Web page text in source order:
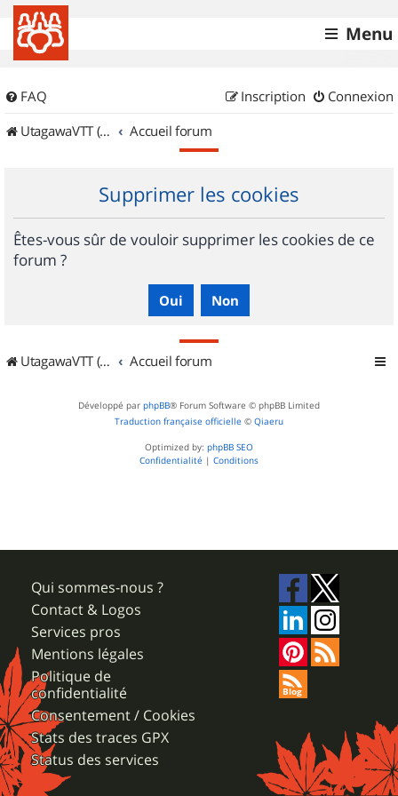
Menu
FAQ Connexion
Inscription
UtagawaVTT (Randos VTT et VTTAE avec traces GPS)
Accueil forum
Supprimer les cookies
Êtes-vous sûr de vouloir supprimer les cookies de ce
forum ?
UtagawaVTT (Randos VTT et VTTAE avec traces GPS) Accueil forum
Développé par phpBB® Forum Software © phpBB Limited
Traduction française officielle © Qiaeru
Optimized by: phpBB SEO
Confidentialité | Conditions
Qui sommes-nous ?
Contact & Logos
Services pros
Mentions légales
Politique de
confidentialité
Consentement / Cookies
Stats des traces GPX
Status des services